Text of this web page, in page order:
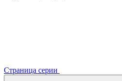
Страница серии